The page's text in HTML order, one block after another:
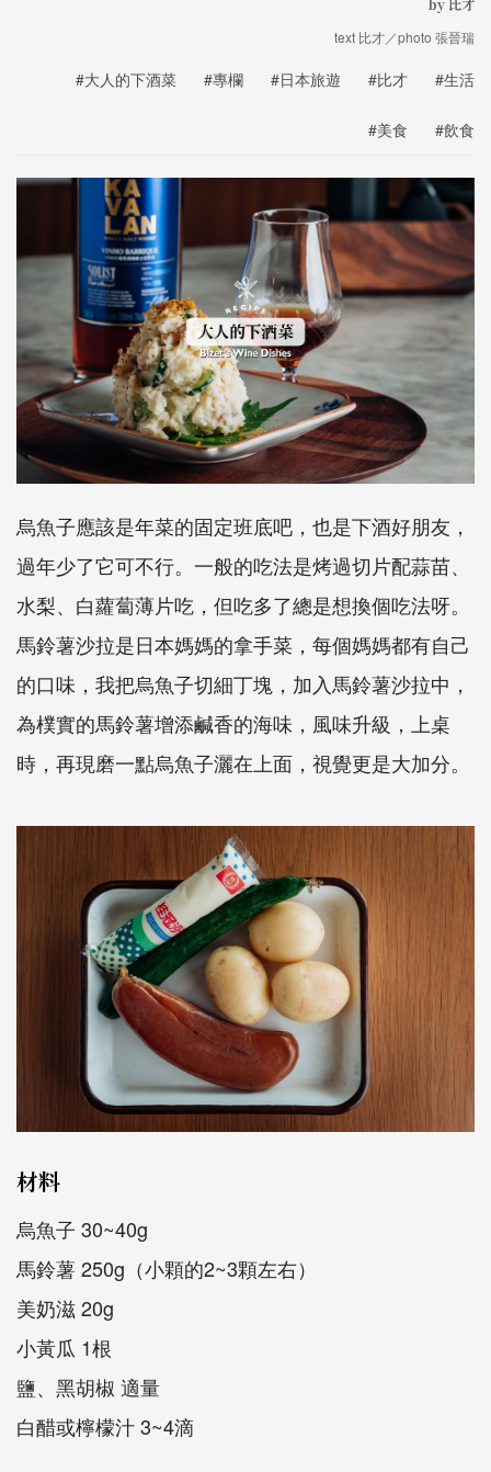
by 比才
text 比才／photo 張晉瑞
#大人的下酒菜 #專欄 #日本旅遊 #比才 #生活
#美食 #飲食
烏魚子應該是年菜的固定班底吧，也是下酒好朋友，
過年少了它可不行。一般的吃法是烤過切片配蒜苗、
水梨、白蘿蔔薄片吃，但吃多了總是想換個吃法呀。
馬鈴薯沙拉是日本媽媽的拿手菜，每個媽媽都有自己
的口味，我把烏魚子切細丁塊，加入馬鈴薯沙拉中，
為樸實的馬鈴薯增添鹹香的海味，風味升級，上桌
時，再現磨一點烏魚子灑在上面，視覺更是大加分。
材料
烏魚子 30~40g
馬鈴薯 250g（小顆的2~3顆左右）
美奶滋 20g
小黃瓜 1根
鹽、黑胡椒 適量
白醋或檸檬汁 3~4滴